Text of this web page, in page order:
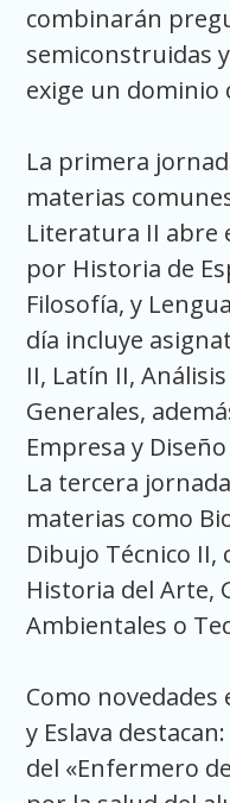
combinarán
semiconstruidas
exige un dominio
La primera
materias
Literatura II abre
por Historia de
Filosofía, y
día incluye
II, Latín II,
Generales,
Empresa y
La tercera
materias como
Dibujo Técnico II,
Historia del Arte,
Ambientales o
Como novedades
y Eslava
del «Enfermero